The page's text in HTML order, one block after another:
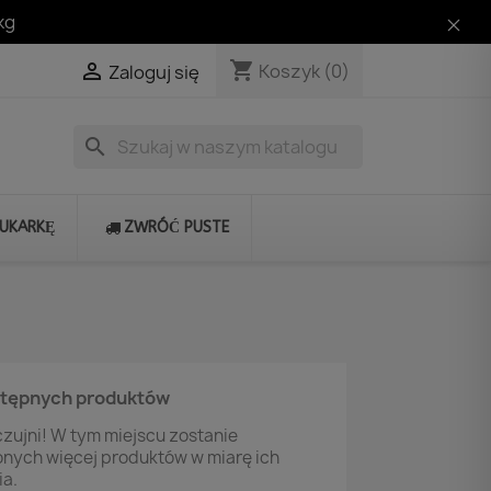
 Zaloguj się shopping_cart Koszyk (0)
search
ZWRÓĆ PUSTE
produktów
W tym miejscu zostanie
więcej produktów w miarę ich